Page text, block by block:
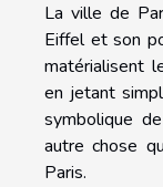
La ville de
Eiffel et son
matérialisent
en jetant
symbolique
autre chose
Paris.